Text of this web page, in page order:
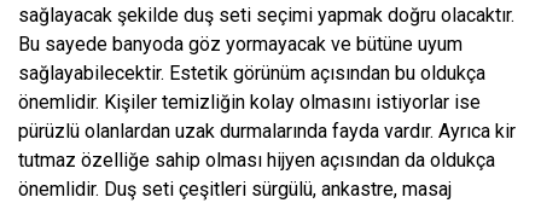
sağlayacak şekilde duş seti seçimi yapmak doğru olacaktır.
Bu sayede banyoda göz yormayacak ve bütüne uyum
sağlayabilecektir. Estetik görünüm açısından bu oldukça
önemlidir. Kişiler temizliğin kolay olmasını istiyorlar ise
pürüzlü olanlardan uzak durmalarında fayda vardır. Ayrıca kir
tutmaz özelliğe sahip olması hijyen açısından da oldukça
önemlidir. Duş seti çeşitleri sürgülü, ankastre, masaj